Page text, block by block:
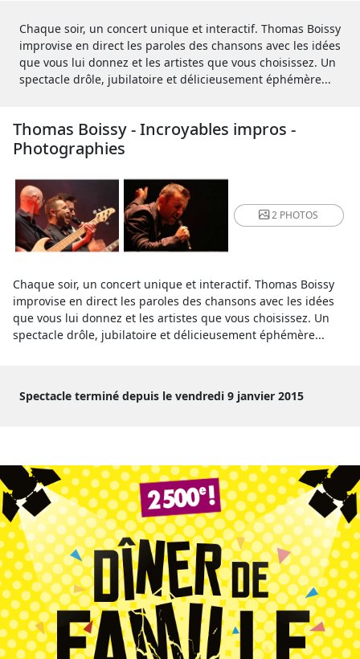
Chaque soir, un concert unique et interactif. Thomas Boissy
improvise en direct les paroles des chansons avec les idées
que vous lui donnez et les artistes que vous choisissez. Un
spectacle drôle, jubilatoire et délicieusement éphémère...
Thomas Boissy - Incroyables impros -
Photographies
2 PHOTOS
Chaque soir, un concert unique et interactif. Thomas Boissy
improvise en direct les paroles des chansons avec les idées
que vous lui donnez et les artistes que vous choisissez. Un
spectacle drôle, jubilatoire et délicieusement éphémère...
Spectacle terminé depuis le vendredi 9 janvier 2015